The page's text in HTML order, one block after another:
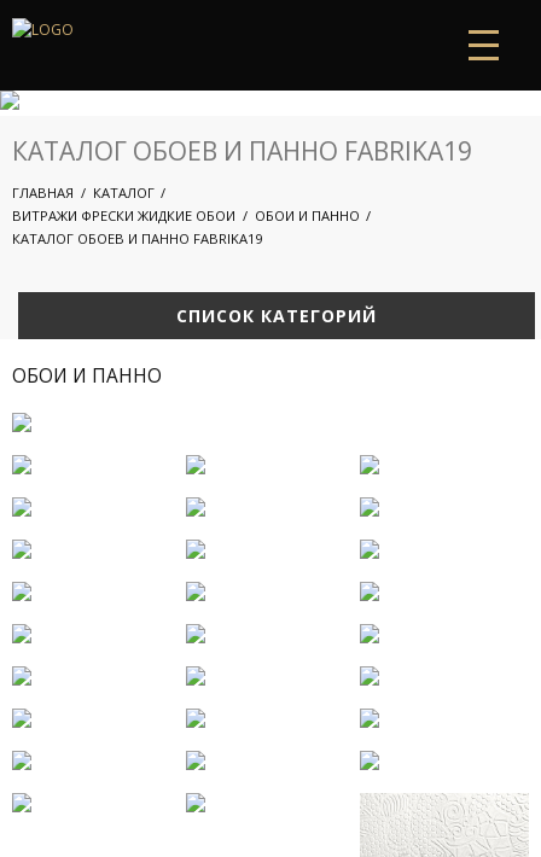
КАТАЛОГ ОБОЕВ И ПАННО FABRIKA19
ГЛАВНАЯ
КАТАЛОГ
ВИТРАЖИ ФРЕСКИ ЖИДКИЕ ОБОИ
ОБОИ И ПАННО
КАТАЛОГ ОБОЕВ И ПАННО FABRIKA19
СПИСОК КАТЕГОРИЙ
ОБОИ И ПАННО